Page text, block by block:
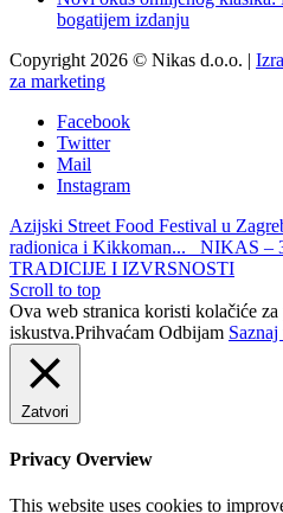
bogatijem izdanju
Copyright 2026 © Nikas d.o.o. |
za marketing
Facebook
Twitter
Mail
Instagram
Azijski Street Food Festival u
radionica i Kikkoman...
NIKAS –
TRADICIJE I IZVRSNOSTI
Scroll to top
Ova web stranica koristi kolačiće
iskustva.Prihvaćam Odbijam Saznaj
Zatvori
Privacy Overview
This website uses cookies to